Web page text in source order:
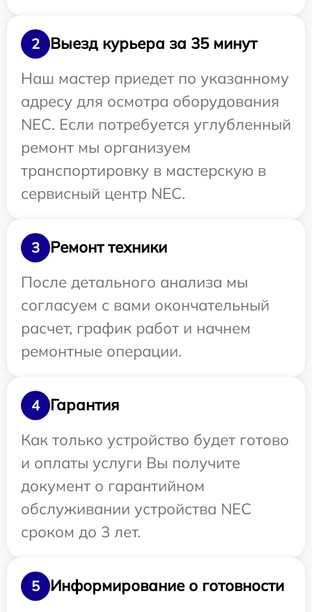
2
Выезд курьера за 35 минут
Наш мастер приедет по указанному
адресу для осмотра оборудования
NEC. Если потребуется углубленный
ремонт мы организуем
транспортировку в мастерскую в
сервисный центр NEC.
3
Ремонт техники
После детального анализа мы
согласуем с вами окончательный
расчет, график работ и начнем
ремонтные операции.
4
Гарантия
Как только устройство будет готово
и оплаты услуги Вы получите
документ о гарантийном
обслуживании устройства NEC
сроком до 3 лет.
5
Информирование о готовности